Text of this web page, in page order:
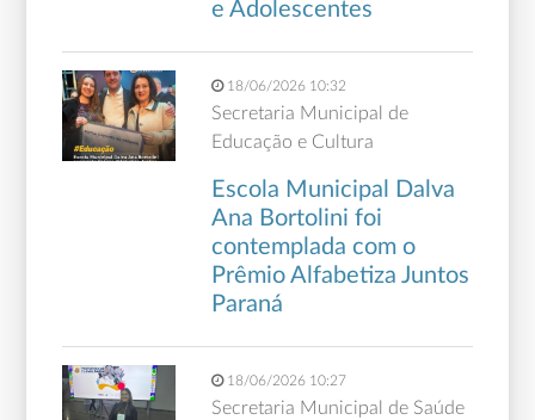
e Adolescentes
18/06/2026 10:32
Secretaria Municipal de
Educação e Cultura
Escola Municipal Dalva
Ana Bortolini foi
contemplada com o
Prêmio Alfabetiza Juntos
Paraná
18/06/2026 10:27
Secretaria Municipal de Saúde